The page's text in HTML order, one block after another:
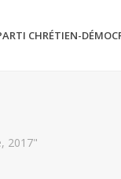
CHRÉTIEN-
2017"